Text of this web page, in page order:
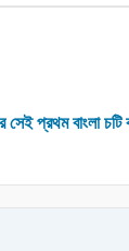
প্রথম বাংলা চটি